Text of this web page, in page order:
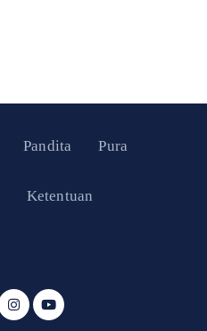
Pandita Pura
Ketentuan